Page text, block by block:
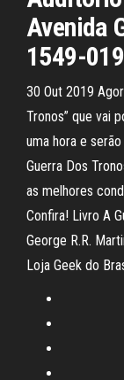
Avenida
1549-
30 Out 2019
Tronos” que vai
uma hora e
Guerra Dos
as melhores
Confira! Livro A
George R.R.
Loja Geek do